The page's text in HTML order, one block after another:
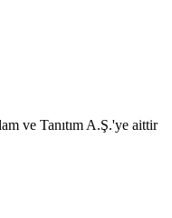
ve Tanıtım A.Ş.'ye aittir